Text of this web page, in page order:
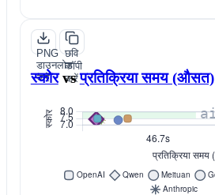
PNG
डाउनलोड
करें
छवि
कॉपी
करें
स्कोर vs प्रतिक्रिया समय (औसत)